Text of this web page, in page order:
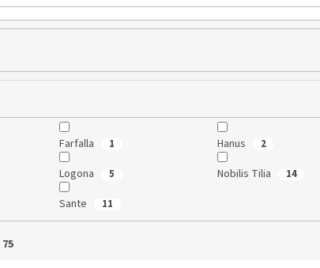
Farfalla 1 Hanus 2
Logona 5 Nobilis Tilia 14
Sante 11
75